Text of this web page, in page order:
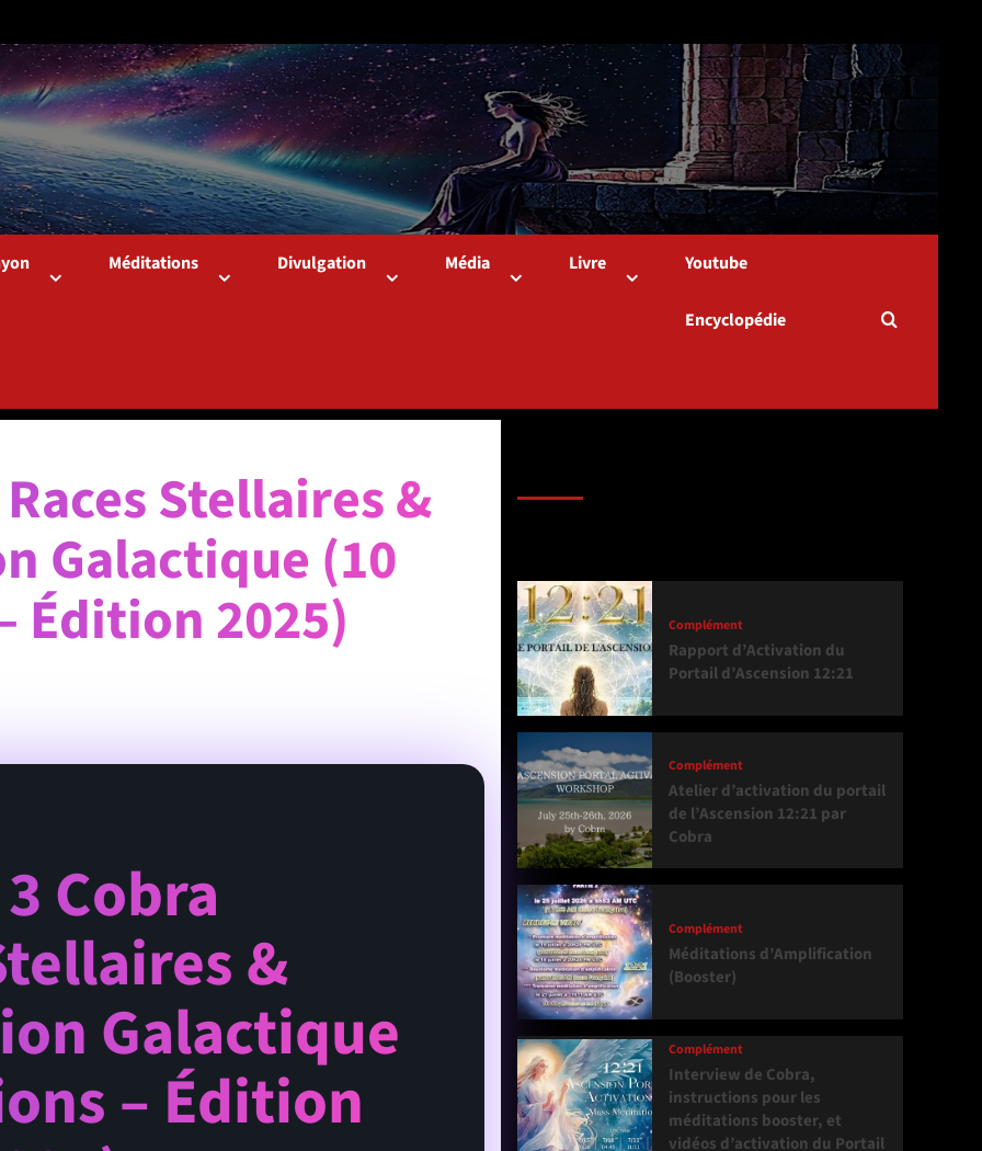
Méditations Divulgation Média Livre Youtube
Encyclopédie
Stellaires &
Galactique (10
Édition 2025)
Cobra
&
Galactique
– Édition
Complément
Rapport d’Activation du
Portail d’Ascension 12:21
Complément
Atelier d’activation du portail
de l’Ascension 12:21 par
Cobra
Complément
Méditations d’Amplification
(Booster)
Complément
Interview de Cobra,
instructions pour les
méditations booster, et
vidéos d’activation du Portail